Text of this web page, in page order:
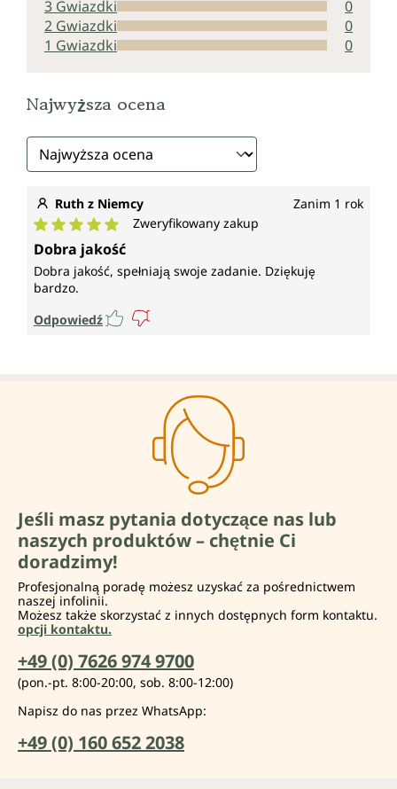
3 Gwiazdki
0
2 Gwiazdki
0
1 Gwiazdki
0
Najwyższa ocena
Ruth z Niemcy Zanim 1 rok
Średnia ocena 5 z 5 gwiazdek
Zweryfikowany zakup
Dobra jakość
Dobra jakość, spełniają swoje zadanie. Dziękuję
bardzo.
Odpowiedź
Jeśli masz pytania dotyczące nas lub
naszych produktów – chętnie Ci
doradzimy!
Profesjonalną poradę możesz uzyskać za pośrednictwem
naszej infolinii.
Możesz także skorzystać z innych dostępnych form kontaktu.
opcji kontaktu.
+49 (0) 7626 974 9700
(pon.-pt. 8:00-20:00, sob. 8:00-12:00)
Napisz do nas przez WhatsApp:
+49 (0) 160 652 2038